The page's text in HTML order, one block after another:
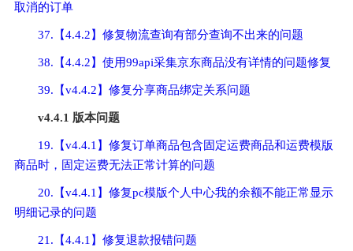
取消的订单
37.【4.4.2】修复物流查询有部分查询不出来的问题
38.【4.4.2】使用99api采集京东商品没有详情的问题修复
39.【v4.4.2】修复分享商品绑定关系问题
v4.4.1 版本问题
19.【v4.4.1】修复订单商品包含固定运费商品和运费模版
商品时，固定运费无法正常计算的问题
20.【v4.4.1】修复pc模版个人中心我的余额不能正常显示
明细记录的问题
21.【4.4.1】修复退款报错问题